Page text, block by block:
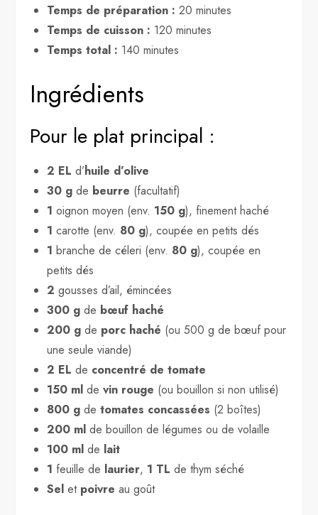
Temps de préparation : 20 minutes
Temps de cuisson : 120 minutes
Temps total : 140 minutes
Ingrédients
Pour le plat principal :
2 EL d’huile d’olive
30 g de beurre (facultatif)
1 oignon moyen (env. 150 g), finement haché
1 carotte (env. 80 g), coupée en petits dés
1 branche de céleri (env. 80 g), coupée en
petits dés
2 gousses d’ail, émincées
300 g de bœuf haché
200 g de porc haché (ou 500 g de bœuf pour
une seule viande)
2 EL de concentré de tomate
150 ml devin rouge (ou bouillon si non utilisé)
800 g detomates concassées (2 boîtes)
200 ml de bouillon de légumes ou de volaille
100 ml de lait
1 feuille de laurier, 1 TL de thym séché
Sel et poivre au goût